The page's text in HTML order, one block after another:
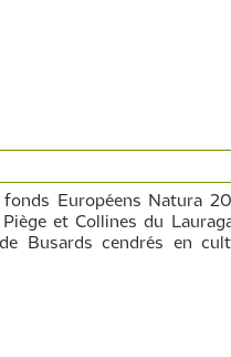
Européens Natura
et Collines du
Busards cendrés en